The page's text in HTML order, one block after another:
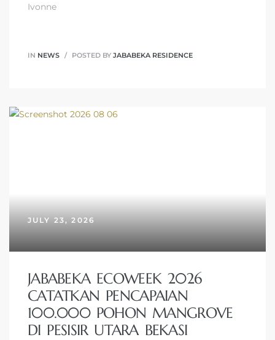
Ivonne
IN NEWS POSTED BY JABABEKA RESIDENCE
JULY 23, 2026
JABABEKA ECOWEEK 2026
CATATKAN PENCAPAIAN
100.000 POHON MANGROVE
DI PESISIR UTARA BEKASI